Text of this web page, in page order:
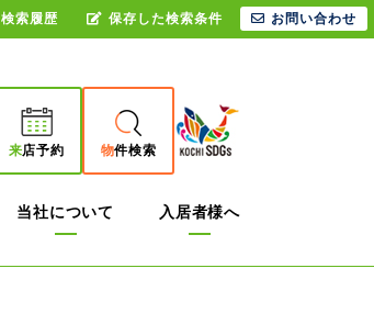
来店予約 物件検索
当社について 入居者様へ
検索履歴 保存した検索条件 お問い合わせ